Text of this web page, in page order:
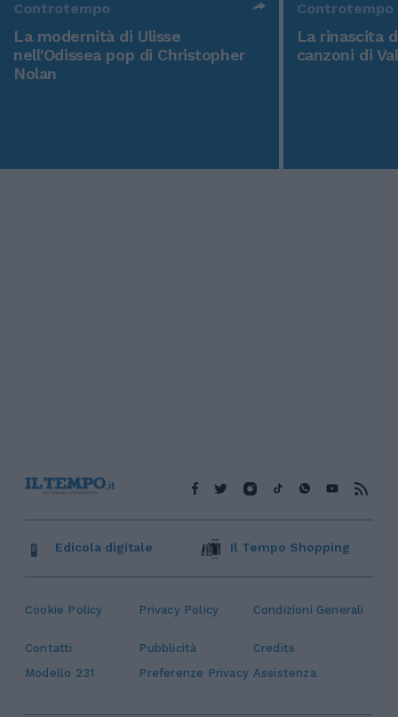
Controtempo
La modernità di Ulisse
nell'Odissea pop di Christopher
Nolan
Controtempo
La rinascita
canzoni di
Cookie Policy Privacy Policy Condizioni Generali
Contatti Pubblicità
Credits
Modello 231
Preferenze Privacy Assistenza
Edicola digitale Il Tempo Shopping